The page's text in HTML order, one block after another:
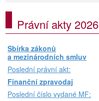
Právní akty 2026
Sbírka zákonů
a mezinárodních smluv
Poslední právní akt:
Finanční zpravodaj
Poslední číslo vydané MF: